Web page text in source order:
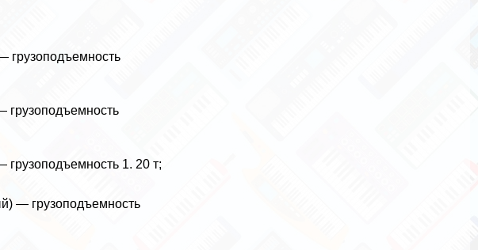
грузоподъемность
грузоподъемность
грузоподъемность 1. 20 т;
— грузоподъемность